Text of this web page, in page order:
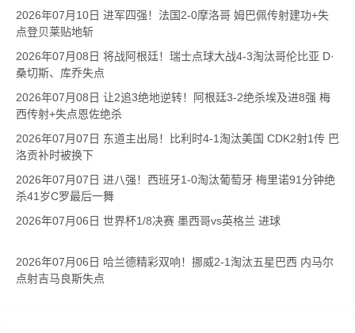
2026年07月10日 进军四强！法国2-0摩洛哥 姆巴佩传射建功+失
点登贝莱贴地斩
2026年07月08日 将战阿根廷！瑞士点球大战4-3淘汰哥伦比亚 D·
桑切斯、库乔失点
2026年07月08日 让2追3绝地逆转！阿根廷3-2绝杀埃及进8强 梅
西传射+失点恩佐绝杀
2026年07月07日 东道主出局！比利时4-1淘汰美国 CDK2射1传 巴
洛贡补时被换下
2026年07月07日 进八强！西班牙1-0淘汰葡萄牙 梅里诺91分钟绝
杀41岁C罗最后一舞
2026年07月06日 世界杯1/8决赛 墨西哥vs英格兰 进球
2026年07月06日 哈兰德精彩双响！挪威2-1淘汰五星巴西 内马尔
点射吉马良斯失点